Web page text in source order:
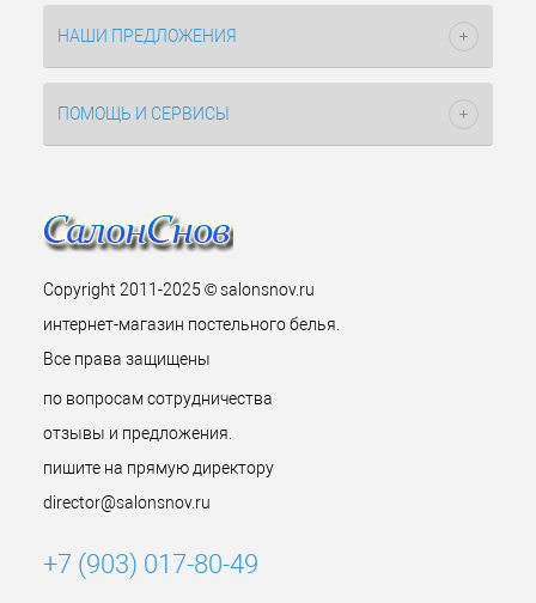
НАШИ ПРЕДЛОЖЕНИЯ
ПОМОЩЬ И СЕРВИСЫ
Copyright 2011-2025 © salonsnov.ru
интернет-магазин постельного белья.
Все права защищены
по вопросам сотрудничества
отзывы и предложения.
пишите на прямую директору
director@salonsnov.ru
+7 (903) 017-80-49